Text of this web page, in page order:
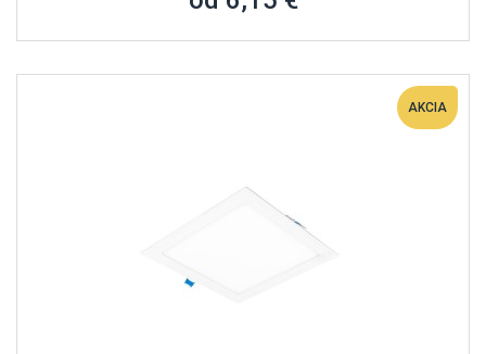
AKCIA